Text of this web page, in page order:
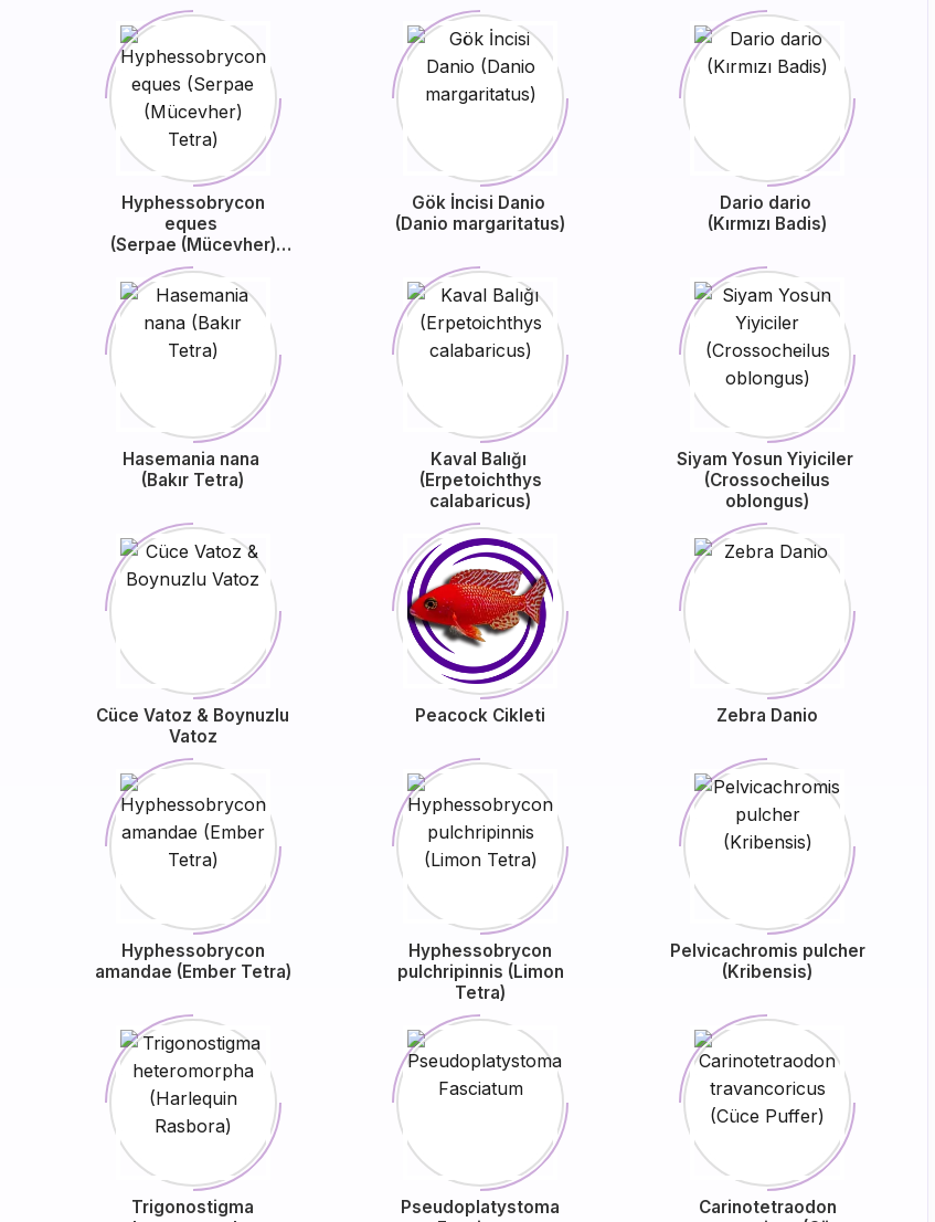
Hyphessobrycon
eques
(Serpae (Mücevher)
Tetra)
Gök İncisi Danio
(Danio margaritatus)
Dario dario
(Kırmızı Badis)
Hasemania nana
(Bakır Tetra)
Kaval Balığı
(Erpetoichthys
calabaricus)
Siyam Yosun Yiyiciler
(Crossocheilus
oblongus)
Cüce Vatoz & Boynuzlu
Vatoz
Peacock Cikleti Zebra Danio
Hyphessobrycon
amandae (Ember Tetra)
Hyphessobrycon
pulchripinnis (Limon
Tetra)
Pelvicachromis pulcher
(Kribensis)
Trigonostigma
Pseudoplatystoma
Carinotetraodon